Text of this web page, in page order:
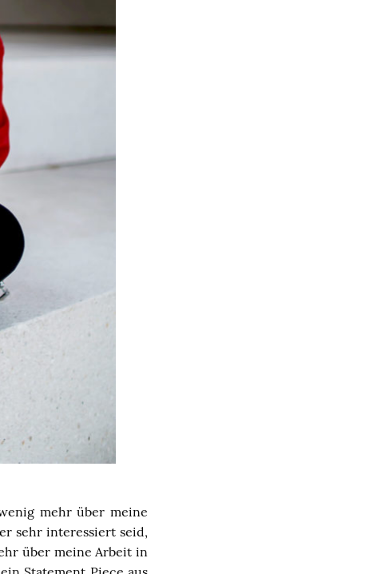
mehr über meine
sehr interessiert seid,
über meine Arbeit in